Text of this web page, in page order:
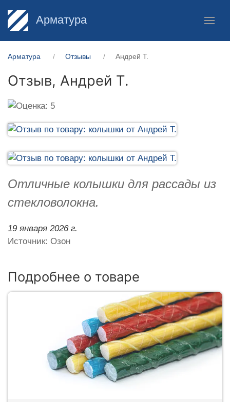
Арматура
Арматура Отзывы Андрей Т.
Отзыв, Андрей Т.
Отличные колышки для рассады из
стекловолокна.
19 января 2026 г.
Источник: Озон
Подробнее о товаре